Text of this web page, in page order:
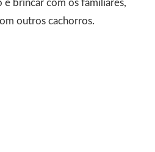
e brincar com os familiares,
outros cachorros.